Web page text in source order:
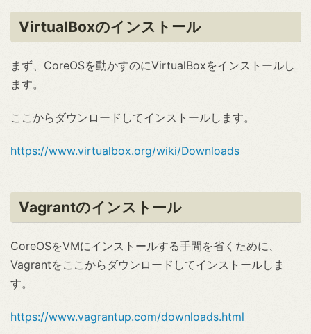
VirtualBoxのインストール
まず、CoreOSを動かすのにVirtualBoxをインストールし
ます。
ここからダウンロードしてインストールします。
https://www.virtualbox.org/wiki/Downloads
Vagrantのインストール
CoreOSをVMにインストールする手間を省くために、
Vagrantをここからダウンロードしてインストールしま
す。
https://www.vagrantup.com/downloads.html